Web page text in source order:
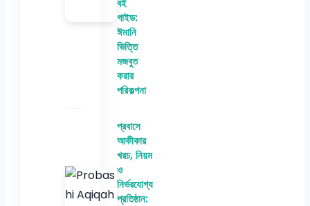
বই
গাইড:
ঈমানি
ভিত্তি
মজবুত
করার
পরিকল্পনা
প্রবাসে
আকীকার
খরচ, নিয়ম
ও
নির্ভরযোগ্য
প্রতিষ্ঠান: